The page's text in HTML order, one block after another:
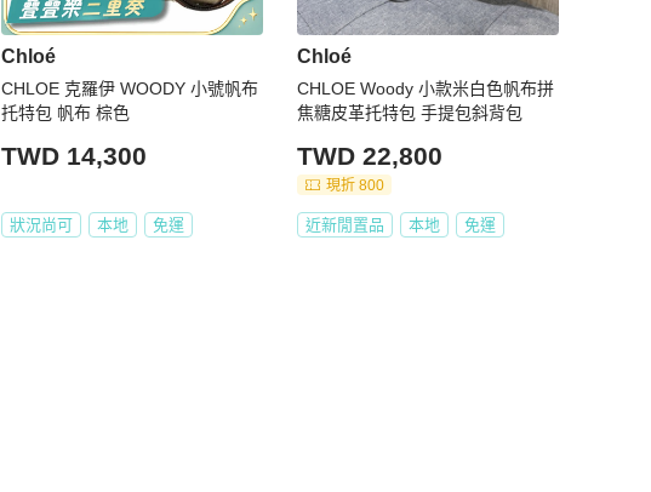
Chloé
CHLOE 克羅伊 WOODY 小號帆布
托特包 帆布 棕色
TWD 14,300
狀況尚可 本地 免運
Chloé
CHLOE Woody 小款米白色帆布拼
焦糖皮革托特包 手提包斜背包
TWD 22,800
現折 800
近新閒置品 本地 免運